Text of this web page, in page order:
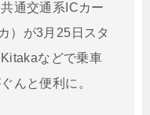
通交通系ICカー
）が3月25日スタ
などで乗車
んと便利に。